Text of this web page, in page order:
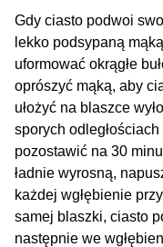
Gdy ciasto podwoi
lekko podsypaną
uformować okrągłe
oprószyć mąką, aby
ułożyć na blaszce
sporych
pozostawić na 30
ładnie wyrosną,
każdej wgłębienie
samej blaszki, ciasto
następnie we